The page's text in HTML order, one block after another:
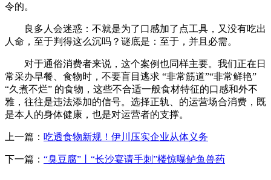
令的。
良多人会迷惑：不就是为了口感加了点工具，又没有吃出
人命，至于判得这么沉吗？谜底是：至于，并且必需。
对于通俗消费者来说，这个案例也同样主要。我们正在日
常采办早餐、食物时，不要盲目逃求 “非常筋道”“非常鲜艳”
“久煮不烂” 的食物，这些不合适一般食材特征的口感和外不
雅，往往是违法添加的信号。选择正轨、的运营场合消费，既
是本人的身体健康，也是对运营者的支撑。
上一篇： 吃透食物新规！伊川压实企业从体义务
下一篇： “臭豆腐”丨“长沙宴请手刺”楼惊曝鲈鱼兽药